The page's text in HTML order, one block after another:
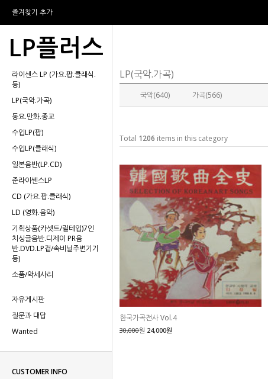
즐겨찾기 추가
LP플러스
라이센스 LP (가요.팝.클래식.
등)
LP(국악.가곡)
동요.만화.종교
수입LP(팝)
수입LP(클래식)
일본음반(LP.CD)
준라이쎈스LP
CD (가요.팝.클래식)
LD (영화.음악)
기획상품(카셋트/릴테입)7인
치싱글음반.디제이 PR음
반.DVD.LP겉/속비닐주변기기
등)
소품/악세사리
자유게시판
질문과 대답
Wanted
CUSTOMER INFO
LP(국악.가곡)
국악(640) 가곡(566)
Total 1206 items in this category
한국가곡전사 Vol.4
30,000원 24,000원